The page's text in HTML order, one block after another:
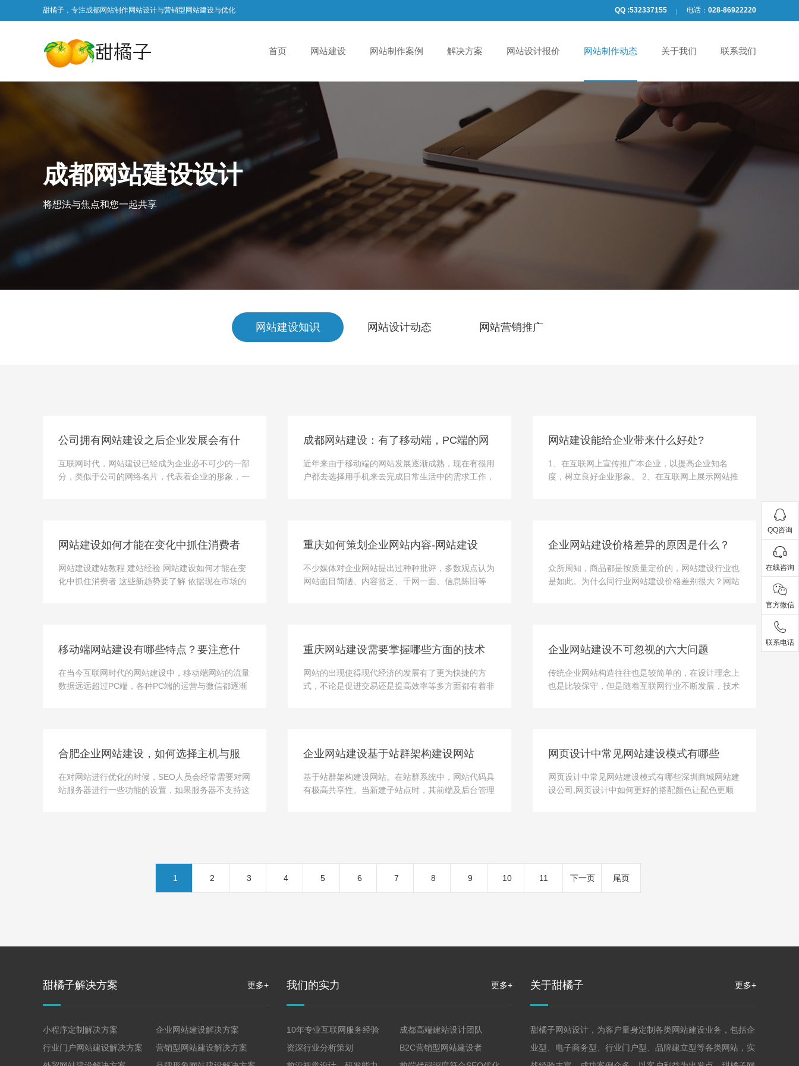
甜橘子，专注成都网站制作网站设计与营销型网站建设与优化 QQ :532337155 电话： 028-86922220
首页 网站建设 网站制作案例 解决方案 网站设计报价 网站制作动态 关于我们 联系我们
成都网站建设设计
将想法与焦点和您一起共享
网站建设知识 网站设计动态 网站营销推广
公司拥有网站建设之后企业发展会有什
么变化？
互联网时代，网站建设已经成为企业必不可少的一部
分，类似于公司的网络名片，代表着企业的形象，一
成都网站建设：有了移动端，PC端的网
站需不需要做呢？
近年来由于移动端的网站发展逐渐成熟，现在有很用
户都去选择用手机来去完成日常生活中的需求工作，
网站建设能给企业带来什么好处?
1、在互联网上宣传推广本企业，以提高企业知名
度，树立良好企业形象。 2、在互联网上展示网站推
网站建设如何才能在变化中抓住消费者
这些新趋势要了解
网站建设建站教程 建站经验 网站建设如何才能在变
化中抓住消费者 这些新趋势要了解 依据现在市场的
重庆如何策划企业网站内容-网站建设
不少媒体对企业网站提出过种种批评，多数观点认为
网站面目简陋、内容贫乏、千网一面、信息陈旧等
企业网站建设价格差异的原因是什么？
众所周知，商品都是按质量定价的，网站建设行业也
是如此。为什么同行业网站建设价格差别很大？网站
移动端网站建设有哪些特点？要注意什
么问题？
在当今互联网时代的网站建设中，移动端网站的流量
数据远远超过PC端，各种PC端的运营与微信都逐渐
重庆网站建设需要掌握哪些方面的技术
网站的出现使得现代经济的发展有了更为快捷的方
式，不论是促进交易还是提高效率等多方面都有着非
企业网站建设不可忽视的六大问题
传统企业网站构造往往也是较简单的，在设计理念上
也是比较保守，但是随着互联网行业不断发展，技术
合肥企业网站建设，如何选择主机与服
务器？
在对网站进行优化的时候，SEO人员会经常需要对网
站服务器进行一些功能的设置，如果服务器不支持这
企业网站建设基于站群架构建设网站
基于站群架构建设网站。在站群系统中，网站代码具
有极高共享性。当新建子站点时，其前端及后台管理
网页设计中常见网站建设模式有哪些
网页设计中常见网站建设模式有哪些深圳商城网站建
设公司,网页设计中如何更好的搭配颜色让配色更顺
1 2 3 4 5 6 7 8 9 10 11 下一页 尾页
甜橘子解决方案 更多+
小程序定制解决方案
企业网站建设解决方案
行业门户网站建设解决方案
营销型网站建设解决方案
我们的实力 更多+
10年专业互联网服务经验
成都高端建站设计团队
资深行业分析策划
B2C营销型网站建设者
关于甜橘子 更多+
甜橘子网站设计，为客户量身定制各类网站建设业务，包括企
业型、电子商务型、行业门户型、品牌建立型等各类网站，实
QQ咨询
在线咨询
官方微信
联系电话